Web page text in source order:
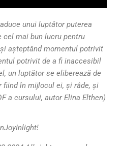
unui luptător puterea
cel mai bun lucru pentru
așteptând momentul potrivit
potrivit de a fi inaccesibil
un luptător se eliberează de
fiind în mijlocul ei, și râde, și
a cursului, autor Elina Elthen)